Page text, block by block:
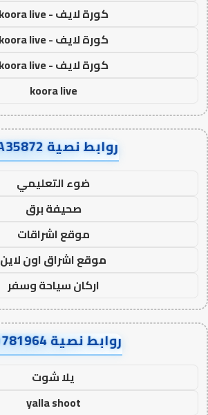
كورة لايف - koora live
كورة لايف - koora live
كورة لايف - koora live
koora live
روابط نصية AA35872
ضوء التعليمي
صحيفة برق
موقع اشراقات
موقع اشراق اون لاين
اركان سياحة وسفر
روابط نصية FD781964
يلا شوت
yalla shoot